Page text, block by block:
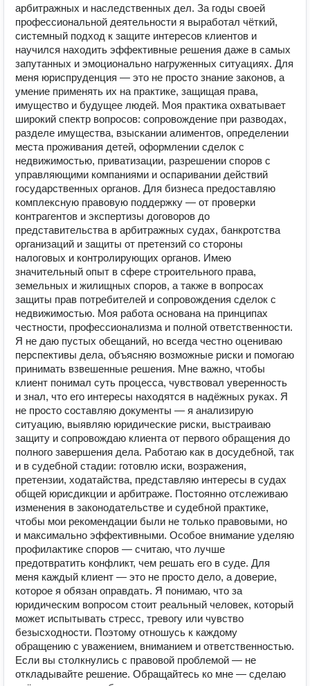
арбитражных и наследственных дел. За годы своей
профессиональной деятельности я выработал чёткий,
системный подход к защите интересов клиентов и
научился находить эффективные решения даже в самых
запутанных и эмоционально нагруженных ситуациях. Для
меня юриспруденция — это не просто знание законов, а
умение применять их на практике, защищая права,
имущество и будущее людей. Моя практика охватывает
широкий спектр вопросов: сопровождение при разводах,
разделе имущества, взыскании алиментов, определении
места проживания детей, оформлении сделок с
недвижимостью, приватизации, разрешении споров с
управляющими компаниями и оспаривании действий
государственных органов. Для бизнеса предоставляю
комплексную правовую поддержку — от проверки
контрагентов и экспертизы договоров до
представительства в арбитражных судах, банкротства
организаций и защиты от претензий со стороны
налоговых и контролирующих органов. Имею
значительный опыт в сфере строительного права,
земельных и жилищных споров, а также в вопросах
защиты прав потребителей и сопровождения сделок с
недвижимостью. Моя работа основана на принципах
честности, профессионализма и полной ответственности.
Я не даю пустых обещаний, но всегда честно оцениваю
перспективы дела, объясняю возможные риски и помогаю
принимать взвешенные решения. Мне важно, чтобы
клиент понимал суть процесса, чувствовал уверенность
и знал, что его интересы находятся в надёжных руках. Я
не просто составляю документы — я анализирую
ситуацию, выявляю юридические риски, выстраиваю
защиту и сопровождаю клиента от первого обращения до
полного завершения дела. Работаю как в досудебной, так
и в судебной стадии: готовлю иски, возражения,
претензии, ходатайства, представляю интересы в судах
общей юрисдикции и арбитраже. Постоянно отслеживаю
изменения в законодательстве и судебной практике,
чтобы мои рекомендации были не только правовыми, но
и максимально эффективными. Особое внимание уделяю
профилактике споров — считаю, что лучше
предотвратить конфликт, чем решать его в суде. Для
меня каждый клиент — это не просто дело, а доверие,
которое я обязан оправдать. Я понимаю, что за
юридическим вопросом стоит реальный человек, который
может испытывать стресс, тревогу или чувство
безысходности. Поэтому отношусь к каждому
обращению с уважением, вниманием и ответственностью.
Если вы столкнулись с правовой проблемой — не
откладывайте решение. Обращайтесь ко мне — сделаю